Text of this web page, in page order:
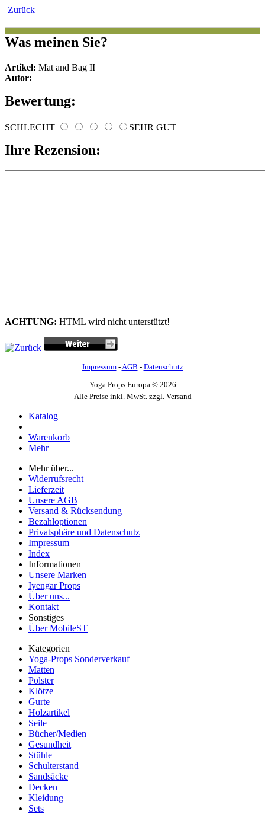
Zurück
Was meinen Sie?
Artikel: Mat and Bag II
Autor:
Bewertung:
SCHLECHT SEHR GUT
Ihre Rezension:
ACHTUNG: HTML wird nicht unterstützt!
Impressum-AGB - Datenschutz
Yoga Props Europa © 2026
Alle Preise inkl. MwSt. zzgl. Versand
Katalog
Warenkorb
Mehr
Mehr über...
Widerrufsrecht
Lieferzeit
Unsere AGB
Versand & Rücksendung
Bezahloptionen
Privatsphäre und Datenschutz
Impressum
Index
Informationen
Unsere Marken
Iyengar Props
Über uns...
Kontakt
Sonstiges
Über MobileST
Kategorien
Yoga-Props Sonderverkauf
Matten
Polster
Klötze
Gurte
Holzartikel
Seile
Bücher/Medien
Gesundheit
Stühle
Schulterstand
Sandsäcke
Decken
Kleidung
Sets